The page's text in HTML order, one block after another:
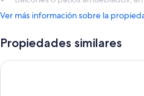
Ver más información sobre la
Propiedades similares
Centara Ras Fushi Resort & Spa